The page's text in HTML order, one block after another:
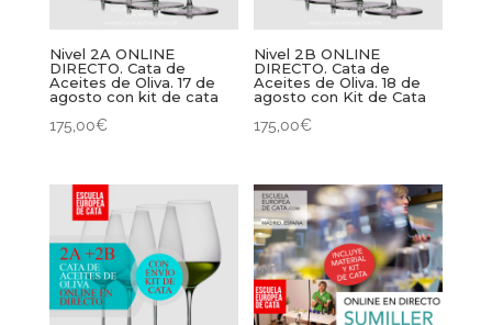
Nivel 2A ONLINE
DIRECTO. Cata de
Aceites de Oliva. 17 de
agosto con kit de cata
175,00€
Nivel 2B ONLINE
DIRECTO. Cata de
Aceites de Oliva. 18 de
agosto con Kit de Cata
175,00€